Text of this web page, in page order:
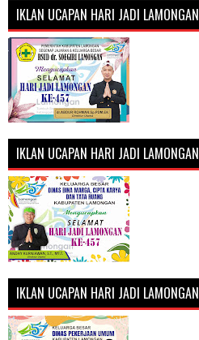
IKLAN UCAPAN HARI JADI LAMONGAN
IKLAN UCAPAN HARI JADI LAMONGAN
IKLAN UCAPAN HARI JADI LAMONGAN